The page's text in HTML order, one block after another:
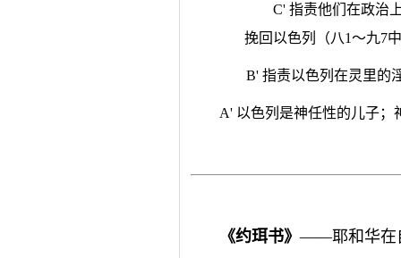
C' 指责他们在政治
挽回以色列（八1～九7
B' 指责以色列在灵里的
A' 以色列是神任性的儿子；
《约珥书》——耶和华在